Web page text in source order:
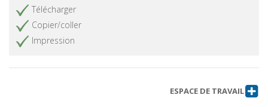
Télécharger
Copier/coller
Impression
ESPACE DE TRAVAIL